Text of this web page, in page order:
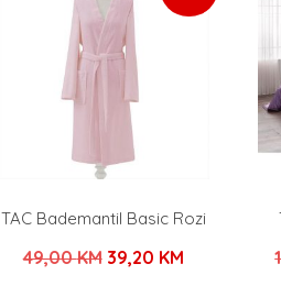
TAC Bademantil Basic Rozi
49,00KM Izvorna
39,20 KMTrenutna